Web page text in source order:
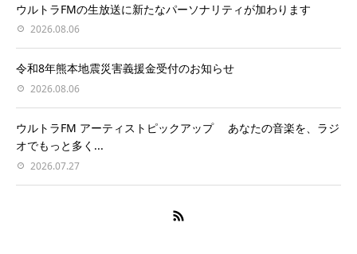
ウルトラFMの生放送に新たなパーソナリティが加わります
2026.08.06
令和8年熊本地震災害義援金受付のお知らせ
2026.08.06
ウルトラFM アーティストピックアップ あなたの音楽を、ラジ
オでもっと多く...
2026.07.27